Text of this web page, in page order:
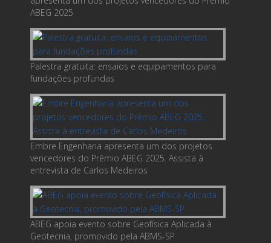
ABEG 2025
Palestra gratuita: ensaios e equipamentos para
fundações profundas
Embre Engenharia apresenta um dos projetos
vencedores do Prêmio ABEG 2025. Assista à
entrevista de Carlos Medeiros
ABEG apoia evento sobre Geofísica Aplicada à
Geotecnia, promovido pela ABMS-SP